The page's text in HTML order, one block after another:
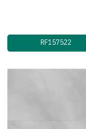
RF157522